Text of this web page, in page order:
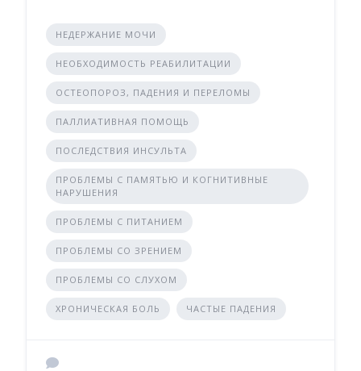
НЕДЕРЖАНИЕ МОЧИ
НЕОБХОДИМОСТЬ РЕАБИЛИТАЦИИ
ОСТЕОПОРОЗ, ПАДЕНИЯ И ПЕРЕЛОМЫ
ПАЛЛИАТИВНАЯ ПОМОЩЬ
ПОСЛЕДСТВИЯ ИНСУЛЬТА
ПРОБЛЕМЫ С ПАМЯТЬЮ И КОГНИТИВНЫЕ
НАРУШЕНИЯ
ПРОБЛЕМЫ С ПИТАНИЕМ
ПРОБЛЕМЫ СО ЗРЕНИЕМ
ПРОБЛЕМЫ СО СЛУХОМ
ХРОНИЧЕСКАЯ БОЛЬ ЧАСТЫЕ ПАДЕНИЯ